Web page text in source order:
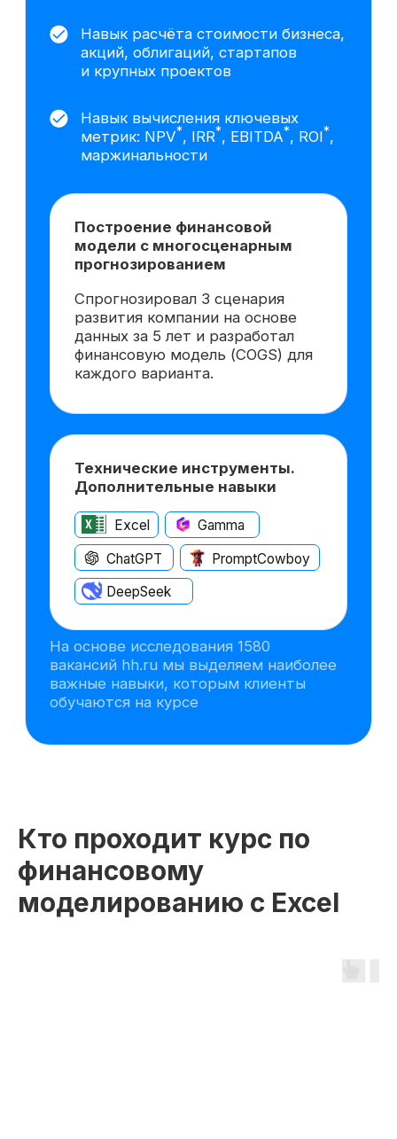
Кто проходит курс по
финансовому
моделированию с Excel
Попробовать 48 часов
бесплатно
Максимум практики